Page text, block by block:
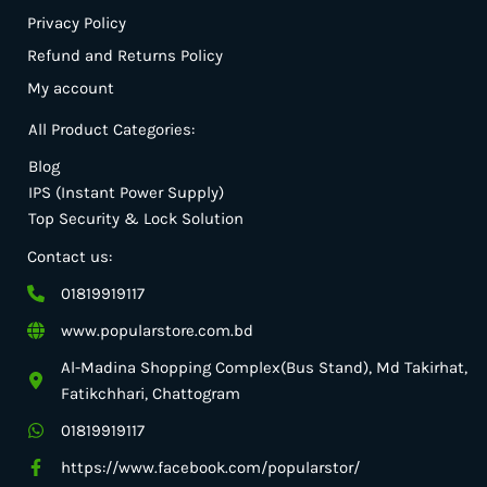
Privacy Policy
Refund and Returns Policy
My account
All Product Categories:
Blog
IPS (Instant Power Supply)
Top Security & Lock Solution
Contact us:
01819919117
www.popularstore.com.bd
Al-Madina Shopping Complex(Bus Stand), Md Takirhat,
Fatikchhari, Chattogram
01819919117
https://www.facebook.com/popularstor/